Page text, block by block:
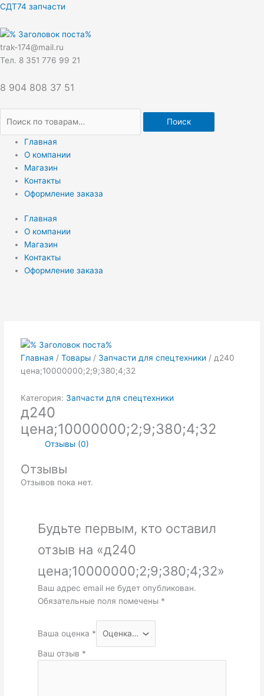
Перейти
содержимому
СДТ74 запчасти
trak-174@mail.ru
Тел. 8 351 776 99 21
8 904 808 37 51
Искать:
Поиск
Главная
О компании
Магазин
Контакты
Оформление заказа
Главная
О компании
Магазин
Контакты
Оформление заказа
Главная / Товары/ Запчасти для спецтехники / д240
цена;10000000;2;9;380;4;32
Категория: Запчасти для спецтехники
д240
цена;10000000;2;9;380;4;32
Отзывы (0)
Отзывы
Отзывов пока нет.
Будьте первым, кто оставил
отзыв на «д240
цена;10000000;2;9;380;4;32»
Ваш адрес email не будет опубликован.
Обязательные поля помечены *
Ваша оценка *
Ваш отзыв *